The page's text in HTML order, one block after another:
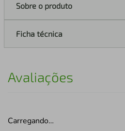
Sobre o produto
Ficha técnica
Avaliações
Carregando…